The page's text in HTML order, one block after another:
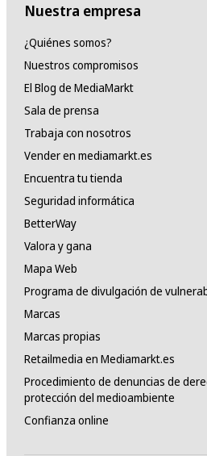
Nuestra empresa
¿Quiénes somos?
Nuestros compromisos
El Blog de MediaMarkt
Sala de prensa
Trabaja con nosotros
Vender en mediamarkt.es
Encuentra tu tienda
Seguridad informática
BetterWay
Valora y gana
Mapa Web
Programa de divulgación de
Marcas
Marcas propias
Retailmedia en Mediamarkt.es
Procedimiento de denuncias de
protección del medioambiente
Confianza online